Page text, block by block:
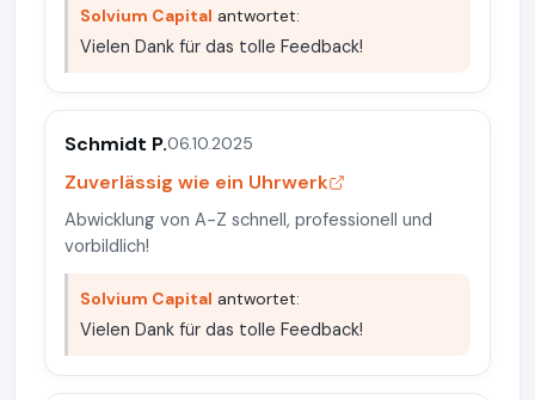
Solvium Capital antwortet:
Vielen Dank für das tolle Feedback!
Schmidt P.06.10.2025
Zuverlässig wie ein Uhrwerk
Abwicklung von A-Z schnell, professionell und
vorbildlich!
Solvium Capital antwortet:
Vielen Dank für das tolle Feedback!